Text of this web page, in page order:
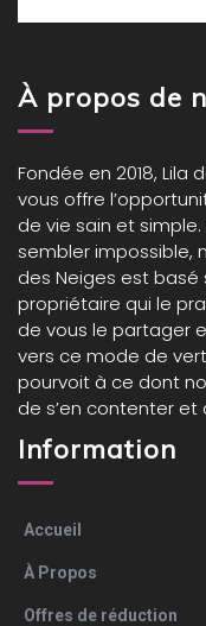
À propos de
Fondée en 2018, Lila
vous offre
de vie sain et
sembler impossible,
des Neiges est
propriétaire qui le
de vous le partager
vers ce mode de
pourvoit à ce dont
de s’en contenter et
Information
Accueil
À Propos
Offres de réduction